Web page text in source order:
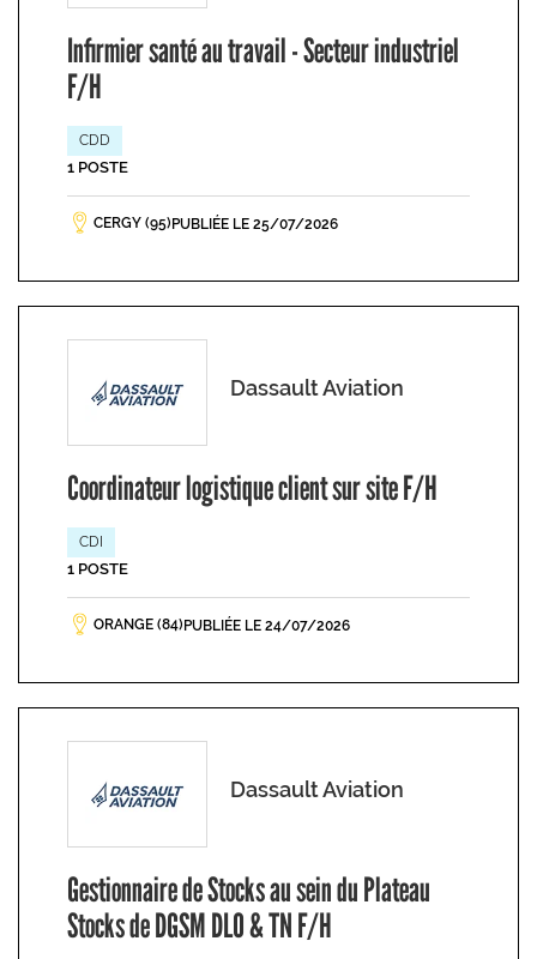
Infirmier santé au travail - Secteur industriel
F/H
CDD
1 POSTE
CERGY (95) PUBLIÉE LE 25/07/2026
Dassault Aviation
Coordinateur logistique client sur site F/H
CDI
1 POSTE
ORANGE (84) PUBLIÉE LE 24/07/2026
Dassault Aviation
Gestionnaire de Stocks au sein du Plateau
Stocks de DGSM DLO & TN F/H